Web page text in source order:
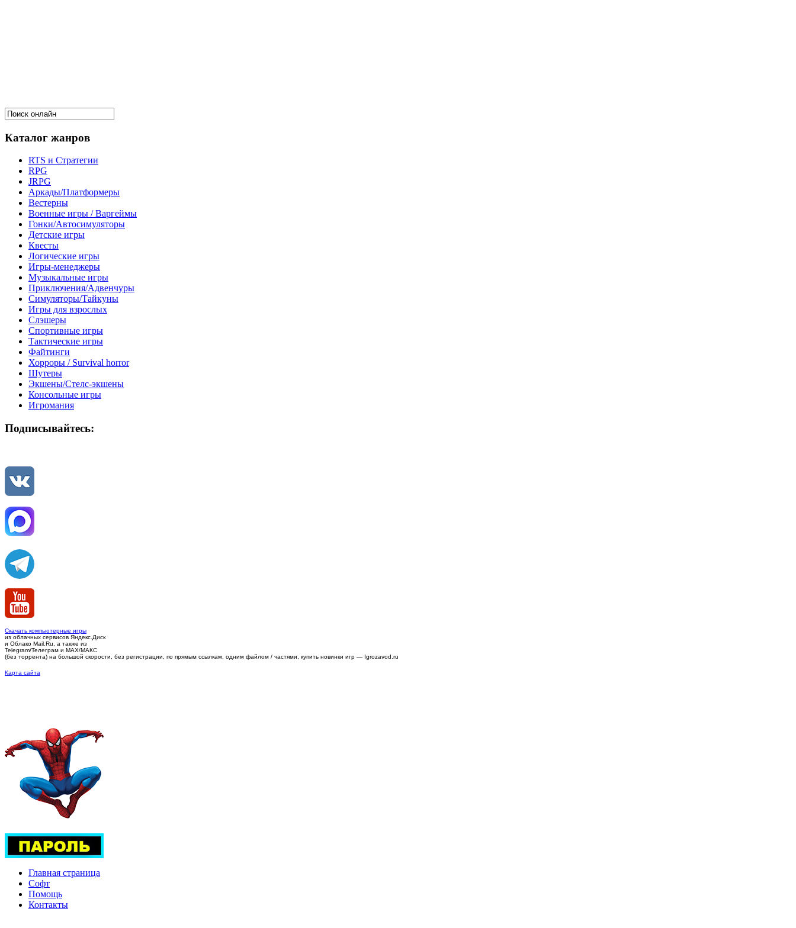
Каталог жанров
RTS и Стратегии
RPG
JRPG
Аркады/Платформеры
Вестерны
Военные игры / Варгеймы
Гонки/Автосимуляторы
Детские игры
Квесты
Логические игры
Игры-менеджеры
Музыкальные игры
Приключения/Адвенчуры
Симуляторы/Тайкуны
Игры для взрослых
Слэшеры
Спортивные игры
Тактические игры
Файтинги
Хорроры / Survival horror
Шутеры
Экшены/Стелс-экшены
Консольные игры
Игромания
Подписывайтесь:
Скачать компьютерные игры
из облачных сервисов Яндекс.Диск
и Облако Mail.Ru, а также из
Telegram/Телеграм и MAX/МАКС
(без торрента) на большой скорости, без регистрации, по прямым ссылкам, одним файлом / частями, купить новинки игр — Igrozavod.ru
Карта сайта
Главная страница
Софт
Помощь
Контакты